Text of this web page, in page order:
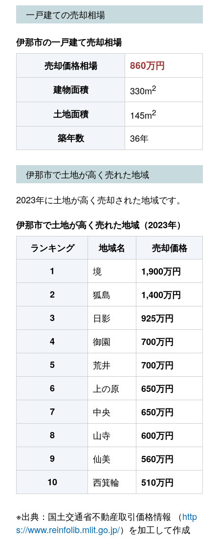
一戸建ての売却相場
伊那市の一戸建て売却相場
売却価格相場
860万円
建物面積 330m2
土地面積 145m2
築年数 36年
伊那市で土地が高く売れた地域
2023年に土地が高く売却された地域です。
伊那市で土地が高く売れた地域（2023年）
ランキング
地域名
売却価格
1
境
1,900万円
2
狐島
1,400万円
3
日影
925万円
4
御園
700万円
5
荒井
700万円
6
上の原
650万円
7
中央
650万円
8
山寺
600万円
9
仙美
560万円
10
西箕輪 510万円
※出典：国土交通省不動産取引価格情報 （http
s://www.reinfolib.mlit.go.jp/）を加工して作成